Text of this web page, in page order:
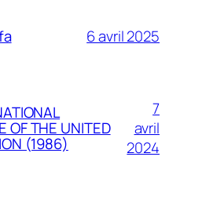
6 avril 2025
OF THE UNITED
(1986)
7
avril
2024